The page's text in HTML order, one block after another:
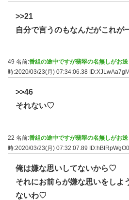
>>21
自分で言うのもなんだがこれが
49 名前:番組の途中ですが翡翠の名無しがお
時:2020/03/23(月) 07:34:06.38 ID:XJLwAa7gM
>>46
それない♡
22 名前:番組の途中ですが翡翠の名無しがお
時:2020/03/23(月) 07:32:07.89
ID:hBIRpWgO0
俺は嫌な思いしてないから♡
それにお前らが嫌な思いをしよ
ないわ♡